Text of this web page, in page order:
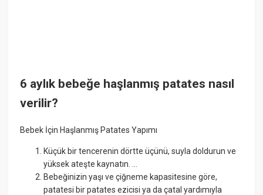
6 aylık bebeğe haşlanmış patates nasıl
verilir?
Bebek İçin Haşlanmış Patates Yapımı
Küçük bir tencerenin dörtte üçünü, suyla doldurun ve
yüksek ateşte kaynatın. ...
Bebeğinizin yaşı ve çiğneme kapasitesine göre,
patatesi bir patates ezicisi ya da çatal yardımıyla